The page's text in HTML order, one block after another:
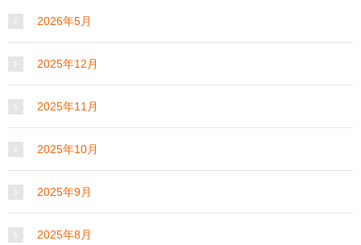
2026年5月
2025年12月
2025年11月
2025年10月
2025年9月
2025年8月